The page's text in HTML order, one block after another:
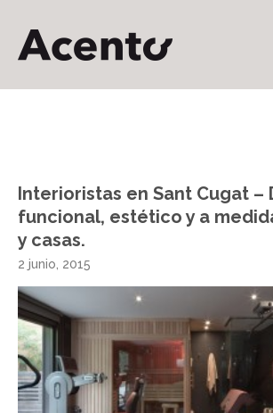
Interioristas en Sant Cugat –
funcional, estético y a
y casas.
2 junio, 2015